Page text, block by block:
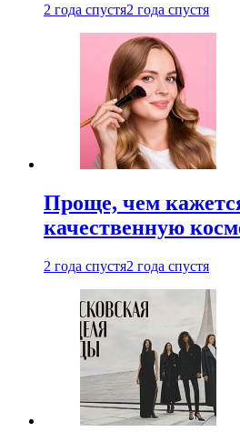
2 года спустя2 года спустя
Проще, чем
качественную
2 года спустя2 года спустя